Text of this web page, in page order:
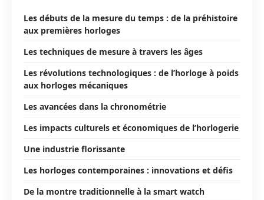
Les débuts de la mesure du temps : de la préhistoire
aux premières horloges
Les techniques de mesure à travers les âges
Les révolutions technologiques : de l’horloge à poids
aux horloges mécaniques
Les avancées dans la chronométrie
Les impacts culturels et économiques de l’horlogerie
Une industrie florissante
Les horloges contemporaines : innovations et défis
De la montre traditionnelle à la smart watch